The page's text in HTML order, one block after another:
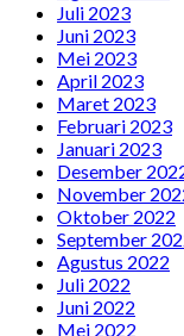
Juli 2023
Juni 2023
Mei 2023
April 2023
Maret 2023
Februari 2023
Januari 2023
Desember
November
Oktober 2022
September
Agustus 2022
Juli 2022
Juni 2022
Mei 2022